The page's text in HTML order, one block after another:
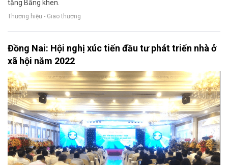
tặng Bằng khen.
Thương hiệu - Giao thương
Đồng Nai: Hội nghị xúc tiến đầu tư phát triển nhà ở
xã hội năm 2022